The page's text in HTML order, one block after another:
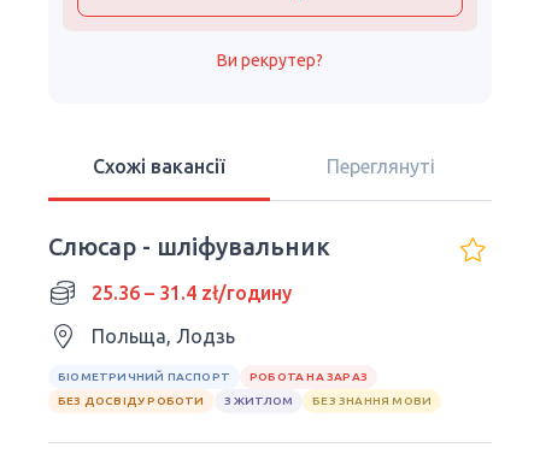
Ви рекрутер?
Схожі вакансії Переглянуті
Слюсар - шліфувальник
25.36 – 31.4 zł/годину
Польща, Лодзь
БІОМЕТРИЧНИЙ ПАСПОРТ
РОБОТА НА ЗАРАЗ
БЕЗ ДОСВІДУ РОБОТИ
З ЖИТЛОМ БЕЗ ЗНАННЯ МОВИ